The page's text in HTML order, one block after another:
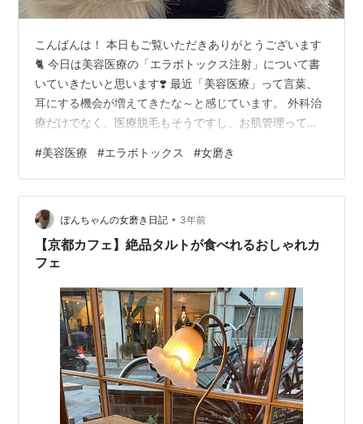
こんばんは！ 本日もご覧いただきありがとうございます
🐈 今日は美容医療の「エラボトックス注射」について書
いていきたいと思います❣️ 最近「美容医療」って言葉、
耳にする機会が増えてきたな～と感じています。 外科治
療だけでなく、医療脱毛もそうですし、お肌管理ってい
いかがですか？美容医療に挑戦したことはありますか？
わたし自身、ここ数年少しずつ美容医療に挑戦をしてい
ます！ きれいになりたい！という気持ち半分、美容医療
がものすごく身近な環境にいるので好奇心も半分といっ
た感じで挑戦しています💛 そこで先日受けたボトックス
注射についてレポをしていきます💉…
#美容医療 #エラボトックス #女磨き
ぽんちゃんの女磨き日記 • 3年前
【京都カフェ】絶品タルトが食べれるおしゃれカ
フェ